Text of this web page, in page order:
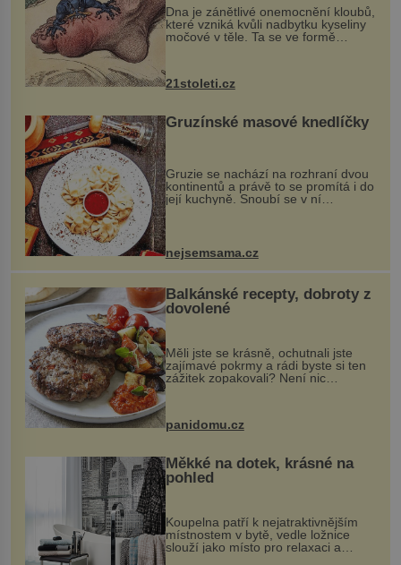
Dna je zánětlivé onemocnění kloubů,
které vzniká kvůli nadbytku kyseliny
močové v těle. Ta se ve formě
nohou, a způsobuje bole...
21stoleti.cz
Gruzínské masové knedlíčky
Gruzie se nachází na rozhraní dvou
kontinentů a právě to se promítá i do
její kuchyně. Snoubí se v ní
evropské a asijské chutě a díky tomu
vznikají rozmanité a chuťově bohaté
pokrmy, které rozhodně st...
nejsemsama.cz
Balkánské recepty, dobroty z
dovolené
Měli jste se krásně, ochutnali jste
zajímavé pokrmy a rádi byste si ten
zážitek zopakovali? Není nic
snazšího. Pljeskavica (10 porcí)
Možná jste ji ochutnali na dovolené v
panidomu.cz
Měkké na dotek, krásné na
pohled
Koupelna patří k nejatraktivnějším
místnostem v bytě, vedle ložnice
slouží jako místo pro relaxaci a
odpočinek. Koupelnový textil –